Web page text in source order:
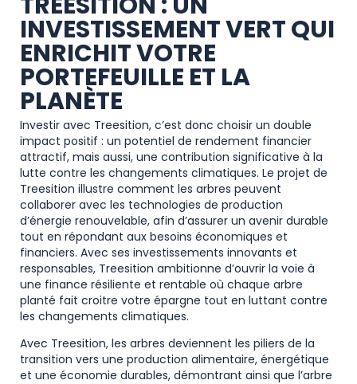
INVESTISSEMENT VERT QUI
ENRICHIT VOTRE
PORTEFEUILLE ET LA
PLANÈTE
Investir avec Treesition, c’est donc choisir un double
impact positif : un potentiel de rendement financier
attractif, mais aussi, une contribution significative à la
lutte contre les changements climatiques. Le projet de
Treesition illustre comment les arbres peuvent
collaborer avec les technologies de production
d’énergie renouvelable, afin d’assurer un avenir durable
tout en répondant aux besoins économiques et
financiers. Avec ses investissements innovants et
responsables, Treesition ambitionne d’ouvrir la voie à
une finance résiliente et rentable où chaque arbre
planté fait croitre votre épargne tout en luttant contre
les changements climatiques.
Avec Treesition, les arbres deviennent les piliers de la
transition vers une production alimentaire, énergétique
et une économie durables, démontrant ainsi que l’arbre